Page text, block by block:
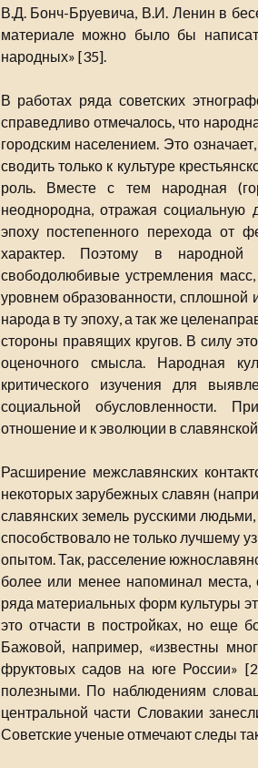
В.Д. Бонч-Бруевича, В.И. Ленин в
материале можно было бы
народных» [35].
В работах ряда советских
справедливо отмечалось, что
городским населением. Это
сводить только к культуре
роль. Вместе с тем народная
неоднородна, отражая
эпоху постепенного перехода от
характер. Поэтому в народной
свободолюбивые устремления
уровнем образованности, сплошной
народа в ту эпоху, а так же
стороны правящих кругов. В силу
оценочного смысла. Народная
критического изучения для
социальной обусловленности.
отношение и к эволюции в
Расширение межславянских
некоторых зарубежных славян
славянских земель русскими
способствовало не только лучшему
опытом. Так, расселение
более или менее напоминал места,
ряда материальных форм культуры
это отчасти в постройках, но еще
Бажовой, например, «известны
фруктовых садов на юге России»
полезными. По наблюдениям
центральной части Словакии
Советские ученые отмечают следы